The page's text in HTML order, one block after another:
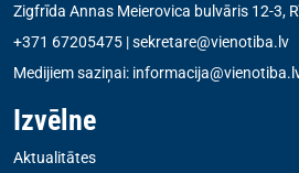
Zigfrīda Annas Meierovica bulvāris 12-3,
+371 67205475 |sekretare@vienotiba.lv
Medijiem saziņai:
Izvēlne
Aktualitātes